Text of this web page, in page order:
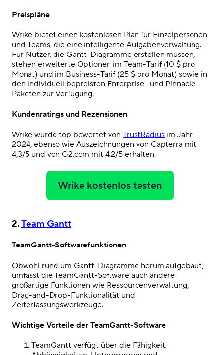
Preispläne
Wrike bietet einen kostenlosen Plan für Einzelpersonen
und Teams, die eine intelligente Aufgabenverwaltung.
Für Nutzer, die Gantt-Diagramme erstellen müssen,
stehen erweiterte Optionen im Team-Tarif (10 $ pro
Monat) und im Business-Tarif (25 $ pro Monat) sowie in
den individuell bepreisten Enterprise- und Pinnacle-
Paketen zur Verfügung.
Kundenratings und Rezensionen
Wrike wurde top bewertet von TrustRadius im Jahr
2024, ebenso wie Auszeichnungen von Capterra mit
4,3/5 und von G2.com mit 4,2/5 erhalten.
Wrike kostenlos testen
2.Team Gantt
TeamGantt-Softwarefunktionen
Obwohl rund um Gantt-Diagramme herum aufgebaut,
umfasst die TeamGantt-Software auch andere
großartige Funktionen wie Ressourcenverwaltung,
Drag-and-Drop-Funktionalität und
Zeiterfassungswerkzeuge.
Wichtige Vorteile der TeamGantt-Software
TeamGantt verfügt über die Fähigkeit,